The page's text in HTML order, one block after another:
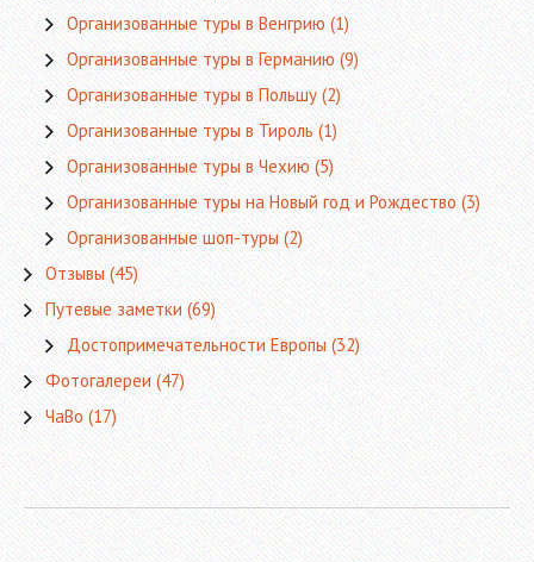
Организованные туры в Венгрию(1)
Организованные туры в Германию(9)
Организованные туры в Польшу(2)
Организованные туры в Тироль(1)
Организованные туры в Чехию(5)
Организованные туры на Новый год и Рождество(3)
Организованные шоп-туры(2)
Отзывы(45)
Путевые заметки(69)
Достопримечательности Европы(32)
Фотогалереи(47)
ЧаВо(17)